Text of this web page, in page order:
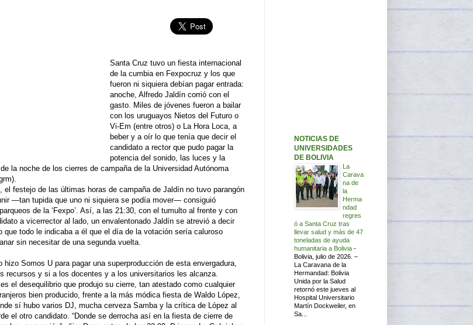
Santa Cruz tuvo un fiesta internacional
de la cumbia en Fexpocruz y los que
fueron ni siquiera debían pagar entrada:
anoche, Alfredo Jaldín corrió con el
gasto. Miles de jóvenes fueron a bailar
con los uruguayos Nietos del Futuro o
Vi-Em (entre otros) o La Hora Loca, a
beber y a oír lo que tenía que decir el
candidato a rector que pudo pagar la
potencia del sonido, las luces y la
la noche de los cierres de campaña de la Universidad Autónoma
el festejo de las últimas horas de campaña de Jaldín no tuvo parangón
—tan tupida que uno ni siquiera se podía mover— consiguió
de la ‘Fexpo’. Así, a las 21:30, con el tumulto al frente y con
a vicerrector al lado, un envalentonado Jaldín se atrevió a decir
que todo le indicaba a él que el día de la votación sería caluroso
sin necesitar de una segunda vuelta.
hizo Somos U para pagar una superproducción de esta envergadura,
recursos y si a los docentes y a los universitarios les alcanza.
el desequilibrio que produjo su cierre, tan atestado como cualquier
bien producido, frente a la más módica fiesta de Waldo López,
sí hubo varios DJ, mucha cerveza Samba y la crítica de López al
el otro candidato. “Donde se derrocha así en la fiesta de cierre de
NOTICIAS DE
UNIVERSIDADES
DE BOLIVIA
La
Carava
na de
la
Herma
ndad
regres
ó a Santa Cruz tras
llevar salud y más de 47
toneladas de ayuda
humanitaria a Bolivia -
Bolivia, julio de 2026. –
La Caravana de la
Hermandad: Bolivia
Unida por la Salud
retornó este jueves al
Hospital Universitario
Martín Dockweiler, en
Sa...